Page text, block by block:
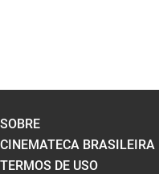
SOBRE
CINEMATECA BRASILEIRA
TERMOS DE USO